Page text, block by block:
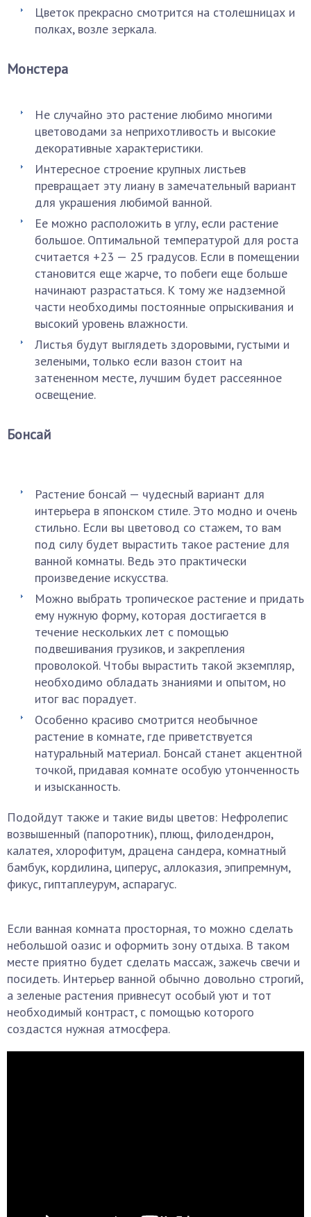
Цветок прекрасно смотрится на столешницах и
полках, возле зеркала.
Монстера
Не случайно это растение любимо многими
цветоводами за неприхотливость и высокие
декоративные характеристики.
Интересное строение крупных листьев
превращает эту лиану в замечательный вариант
для украшения любимой ванной.
Ее можно расположить в углу, если растение
большое. Оптимальной температурой для роста
считается +23 — 25 градусов. Если в помещении
становится еще жарче, то побеги еще больше
начинают разрастаться. К тому же надземной
части необходимы постоянные опрыскивания и
высокий уровень влажности.
Листья будут выглядеть здоровыми, густыми и
зелеными, только если вазон стоит на
затененном месте, лучшим будет рассеянное
освещение.
Бонсай
Растение бонсай — чудесный вариант для
интерьера в японском стиле. Это модно и очень
стильно. Если вы цветовод со стажем, то вам
под силу будет вырастить такое растение для
ванной комнаты. Ведь это практически
произведение искусства.
Можно выбрать тропическое растение и придать
ему нужную форму, которая достигается в
течение нескольких лет с помощью
подвешивания грузиков, и закрепления
проволокой. Чтобы вырастить такой экземпляр,
необходимо обладать знаниями и опытом, но
итог вас порадует.
Особенно красиво смотрится необычное
растение в комнате, где приветствуется
натуральный материал. Бонсай станет акцентной
точкой, придавая комнате особую утонченность
и изысканность.
Подойдут также и такие виды цветов: Нефролепис
возвышенный (папоротник), плющ, филодендрон,
калатея, хлорофитум, драцена сандера, комнатный
бамбук, кордилина, циперус, аллоказия, эпипремнум,
фикус, гиптаплеурум, аспарагус.
Если ванная комната просторная, то можно сделать
небольшой оазис и оформить зону отдыха. В таком
месте приятно будет сделать массаж, зажечь свечи и
посидеть. Интерьер ванной обычно довольно строгий,
а зеленые растения привнесут особый уют и тот
необходимый контраст, с помощью которого
создастся нужная атмосфера.